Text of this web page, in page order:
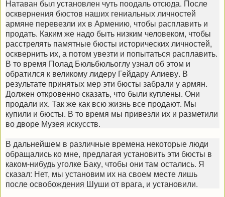
Натаван был установлен чуть поодаль отсюда. После
осквернения бюстов наших гениальных личностей
армяне перевезли их в Армению, чтобы расплавить и
продать. Каким же надо быть низким человеком, чтобы
расстрелять памятные бюсты исторических личностей,
осквернить их, а потом увезти и попытаться расплавить.
В то время Полад Бюльбюльоглу узнал об этом и
обратился к великому лидеру Гейдару Алиеву. В
результате принятых мер эти бюсты забрали у армян.
Должен откровенно сказать, что были куплены. Они
продали их. Так же как всю жизнь все продают. Мы
купили и бюсты. В то время мы привезли их и разметили
во дворе Музея искусств.
В дальнейшем в различные времена некоторые люди
обращались ко мне, предлагая установить эти бюсты в
каком-нибудь уголке Баку, чтобы они там остались. Я
сказал: Нет, мы установим их на своем месте лишь
после освобождения Шуши от врага, и установили.